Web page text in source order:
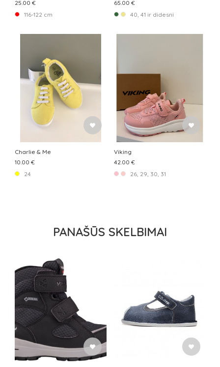
25.00 €
116-122 cm
65.00 €
40, 41 ir didesni
Charlie & Me
10.00 €
24
Viking
42.00 €
26, 29, 30, 31
PANAŠŪS SKELBIMAI